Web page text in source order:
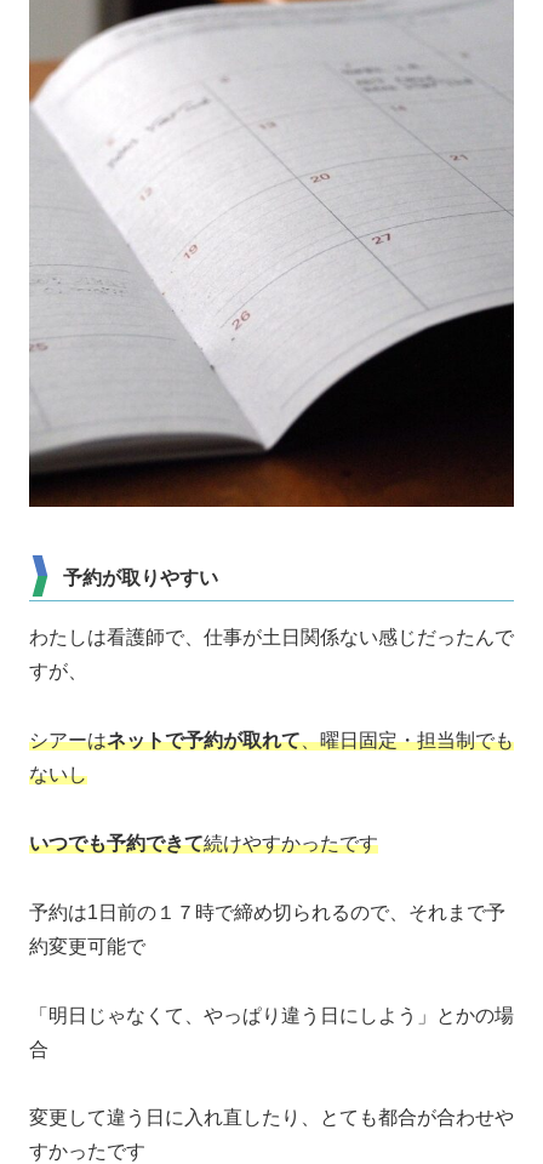
予約が取りやすい
わたしは看護師で、仕事が土日関係ない感じだったんで
すが、
シアーはネットで予約が取れて、曜日固定・担当制でも
ないし
いつでも予約できて続けやすかったです
予約は1日前の１７時で締め切られるので、それまで予
約変更可能で
「明日じゃなくて、やっぱり違う日にしよう」とかの場
合
変更して違う日に入れ直したり、とても都合が合わせや
すかったです